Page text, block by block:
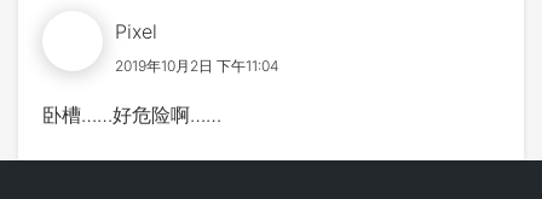
Pixel
2019年10月2日 下午11:04
卧槽……好危险啊……